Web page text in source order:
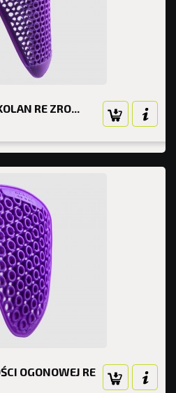
RE ZRO...
OGONOWEJ RE